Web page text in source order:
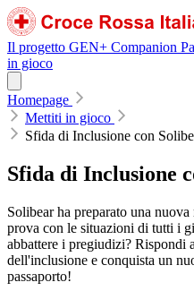
Il progetto GEN+ Companion
in gioco
Homepage
Mettiti in gioco
Sfida di Inclusione con
Sfida di Inclusione
Solibear ha preparato una
prova con le situazioni di tutti i
abbattere i pregiudizi? Rispondi
dell'inclusione e conquista un
passaporto!